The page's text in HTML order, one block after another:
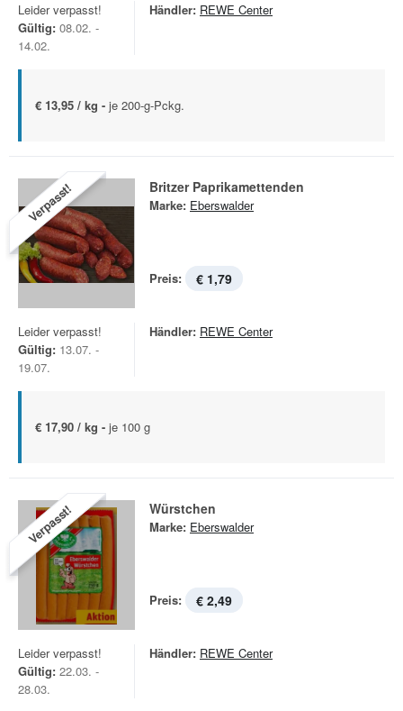
Leider verpasst!
Gültig: 08.02. -
14.02.
Händler: REWE Center
€ 13,95 / kg - je 200-g-Pckg.
Verpasst! Britzer Paprikamettenden
Marke: Eberswalder
Preis: € 1,79
Leider verpasst!
Gültig: 13.07. -
19.07.
Händler: REWE Center
€ 17,90 / kg - je 100 g
Verpasst! Würstchen
Marke: Eberswalder
Preis: € 2,49
Leider verpasst!
Gültig: 22.03. -
28.03.
Händler: REWE Center